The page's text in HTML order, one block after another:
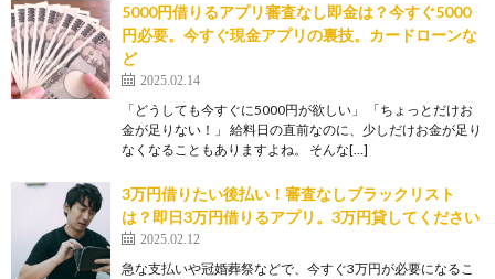
5000円借りるアプリ審査なし即金は？今すぐ5000
円必要。今すぐ現金アプリの裏技。カードローンな
ど
2025.02.14
「どうしても今すぐに5000円が欲しい」 「ちょっとだけお
金が足りない！」 給料日の直前なのに、少しだけお金が足り
なくなることもありますよね。 そんな[…]
3万円借りたい後払い！審査なしブラックリスト
は？即日3万円借りるアプリ。3万円貸してください
2025.02.12
急な支払いや冠婚葬祭などで、今すぐ3万円が必要になるこ